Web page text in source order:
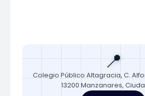
📍
Colegio Público Altagracia, C.
13200 Manzanares,